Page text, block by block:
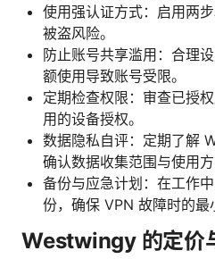
使用强认证方式：启用两
被盗风险。
防止账号共享滥用：合理
额使用导致账号受限。
定期检查权限：审查已授
用的设备授权。
数据隐私自评：定期了解
确认数据收集范围与使用方
备份与应急计划：在工作
份，确保 VPN 故障时的最
Westwingy 的定价